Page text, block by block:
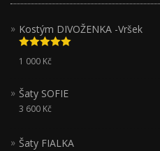
Kostým DIVOŽENKA -Vršek
Hodnocení
5.00z 5
1 000 Kč
Šaty SOFIE
3 600 Kč
Šaty FIALKA